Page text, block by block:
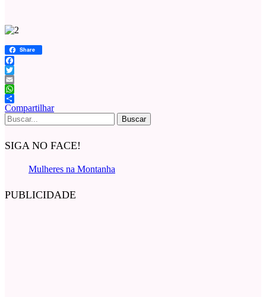
Share
Facebook
Twitter
Email
WhatsApp
Compartilhar
Buscar
por:
SIGA NO FACE!
Mulheres na Montanha
PUBLICIDADE